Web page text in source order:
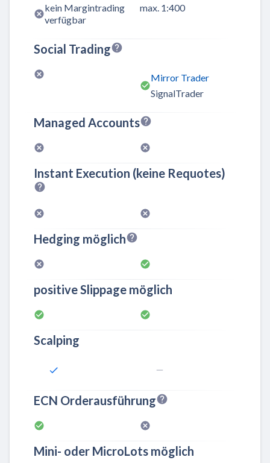
kein Margintrading
verfügbar
max. 1:400
Social Trading
Mirror Trader
SignalTrader
Managed Accounts
Instant Execution (keine Requotes)
Hedging möglich
positive Slippage möglich
Scalping
ECN Orderausführung
Mini- oder MicroLots möglich